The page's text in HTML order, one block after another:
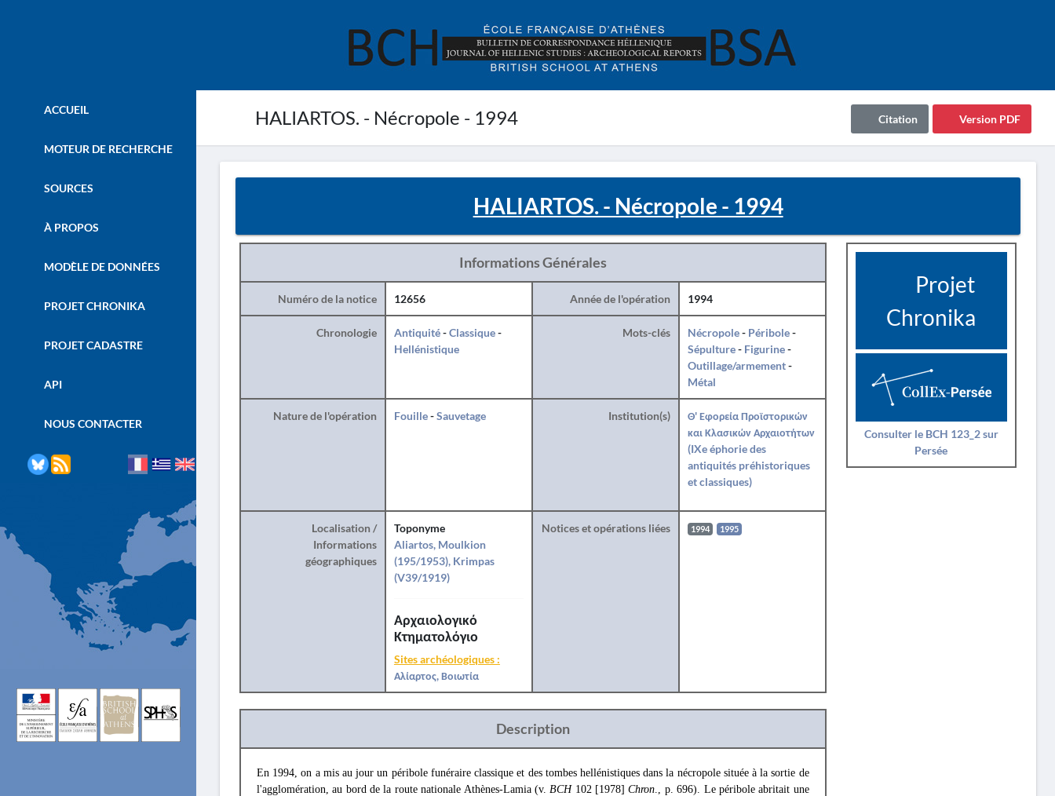
HALIARTOS. - Nécropole - 1994 Version PDF
Citation
ACCUEIL
MOTEUR DE RECHERCHE
SOURCES
À PROPOS
MODÈLE DE DONNÉES
PROJET CHRONIKA
PROJET CADASTRE
API
NOUS CONTACTER
HALIARTOS. - Nécropole - 1994
Informations Générales
Numéro de la notice 12656 Année de l'opération 1994
Chronologie Antiquité-Classique-
Hellénistique
Mots-clés Nécropole- Péribole-
Sépulture- Figurine-
Outillage/armement-
Métal
Nature de l'opération Fouille-Sauvetage Institution(s)
Θ' Εφορεία Προϊστορικών
και Κλασικών Αρχαιοτήτων
(IXe éphorie des
antiquités préhistoriques
et classiques)
Localisation /
Informations
géographiques
Toponyme
Aliartos, Moulkion
(195/1953), Krimpas
(V39/1919)
Αρχαιολογικό
Κτηματολόγιο
Sites archéologiques :
Αλίαρτος, Βοιωτία
Notices et opérations liées 1994 1995
Description
En 1994, on a mis au jour un péribole funéraire classique et des tombes hellénistiques dans la nécropole située à la sortie de
l'agglomération, au bord de la route nationale Athènes-Lamia (v.BCH102 [1978]Chron., p. 696). Le péribole abritait une
Projet
Chronika
Consulter le BCH 123_2 sur
Persée